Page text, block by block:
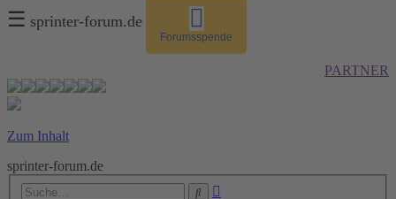
☰ sprinter-forum.de
Forumsspende
PARTNER
Zum Inhalt
sprinter-forum.de
Suche